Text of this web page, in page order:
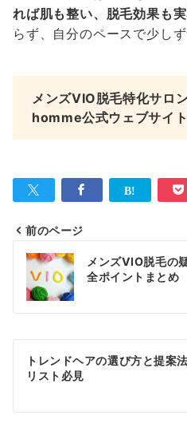
れば肌も整い、脱毛効果も
らず、自分のペースで少し
メンズVIO脱毛特化サロ
homme公式ウェブサイト
投
ナ
ビ
シ
前のページ
メンズVIO脱毛の
全ポイントまとめ
トレンドヘアの選び方と提案
リスト必見